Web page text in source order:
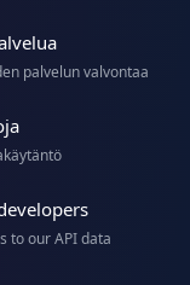
palvelun valvontaa
to our API data